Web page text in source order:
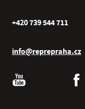
+420 739 544 711
info@reprepraha.cz